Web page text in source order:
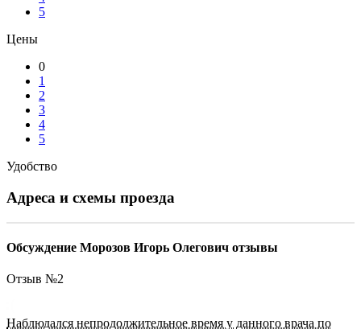
5
Цены
0
1
2
3
4
5
Удобство
Адреса и схемы проезда
Обсуждение Морозов Игорь Олегович отзывы
Отзыв №2
Наблюдался непродолжительное время у данного врача по